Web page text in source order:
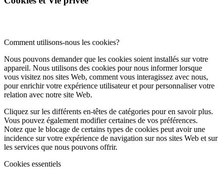
Comment utilisons-nous les cookies?
Nous pouvons demander que les cookies soient installés sur votre
appareil. Nous utilisons des cookies pour nous informer lorsque
vous visitez nos sites Web, comment vous interagissez avec nous,
pour enrichir votre expérience utilisateur et pour personnaliser votre
relation avec notre site Web.
Cliquez sur les différents en-têtes de catégories pour en savoir plus.
Vous pouvez également modifier certaines de vos préférences.
Notez que le blocage de certains types de cookies peut avoir une
incidence sur votre expérience de navigation sur nos sites Web et sur
les services que nous pouvons offrir.
Cookies essentiels